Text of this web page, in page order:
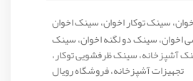
سینک توکار اخوان، سینک اخوان
اخوان، سینک دو لگنه اخوان، سینک
آشپزخانه، سینک ظرفشویی توکار،
تجهیزات آشپزخانه، فروشگاه رویال